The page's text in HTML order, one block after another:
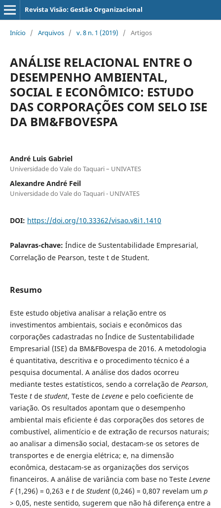
Revista Visão: Gestão Organizacional
Início / Arquivos / v. 8 n. 1 (2019) / Artigos
ANÁLISE RELACIONAL ENTRE O
DESEMPENHO AMBIENTAL,
SOCIAL E ECONÔMICO: ESTUDO
DAS CORPORAÇÕES COM SELO ISE
DA BM&FBOVESPA
André Luis Gabriel
Universidade do Vale do Taquari – UNIVATES
Alexandre André Feil
Universidade do Vale do Taquari - UNIVATES
DOI: https://doi.org/10.33362/visao.v8i1.1410
Palavras-chave: Índice de Sustentabilidade Empresarial,
Correlação de Pearson, teste t de Student.
Resumo
Este estudo objetiva analisar a relação entre os
investimentos ambientais, sociais e econômicos das
corporações cadastradas no Índice de Sustentabilidade
Empresarial (ISE) da BM&FBovespa de 2016. A metodologia
é quantitativa, descritiva e o procedimento técnico é a
pesquisa documental. A análise dos dados ocorreu
mediante testes estatísticos, sendo a correlação de Pearson,
Teste tde student, Teste de Levene e pelo coeficiente de
variação. Os resultados apontam que o desempenho
ambiental mais eficiente é das corporações dos setores de
combustível, alimentício e de extração de recursos naturais;
ao analisar a dimensão social, destacam-se os setores de
transportes e de energia elétrica; e, na dimensão
econômica, destacam-se as organizações dos serviços
financeiros. A análise de variância com base no Teste Levene
F(1,296) = 0,263 e tde Student(0,246) = 0,807 revelam um p
> 0,05, neste sentido, sugerem que não há diferença entre a